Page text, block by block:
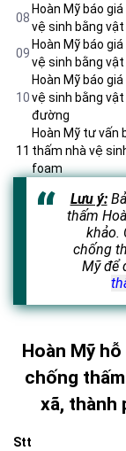
08
Hoàn Mỹ báo
vệ sinh bằng
09
Hoàn Mỹ báo
vệ sinh bằng
10
Hoàn Mỹ báo
vệ sinh bằng
đường
11
Hoàn Mỹ tư vấn
thấm nhà vệ
foam
Lưu ý:
thấm
khảo.
chống
Mỹ để
Hoàn Mỹ
chống
xã, thành
Stt